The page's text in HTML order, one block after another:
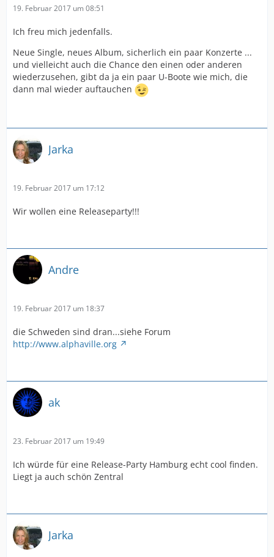
19. Februar 2017 um 08:51
Ich freu mich jedenfalls.
Neue Single, neues Album, sicherlich ein paar Konzerte ...
und vielleicht auch die Chance den einen oder anderen
wiederzusehen, gibt da ja ein paar U-Boote wie mich, die
dann mal wieder auftauchen
Jarka
19. Februar 2017 um 17:12
Wir wollen eine Releaseparty!!!
Andre
19. Februar 2017 um 18:37
die Schweden sind dran...siehe Forum
http://www.alphaville.org
ak
23. Februar 2017 um 19:49
Ich würde für eine Release-Party Hamburg echt cool finden.
Liegt ja auch schön Zentral
Jarka